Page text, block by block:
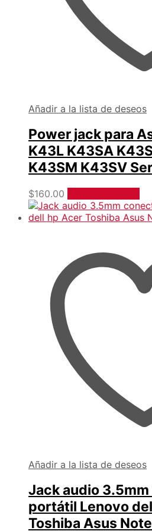
Añadir a la lista de deseos
Power jack para
K43L K43SA
K43SM K43SV
$160.00
Añadir a la lista de deseos
Jack audio
portátil Lenovo
Toshiba Asus